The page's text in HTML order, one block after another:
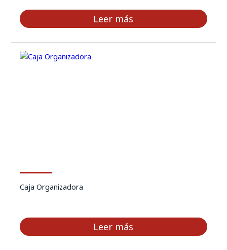
Leer más
Caja Organizadora
Leer más